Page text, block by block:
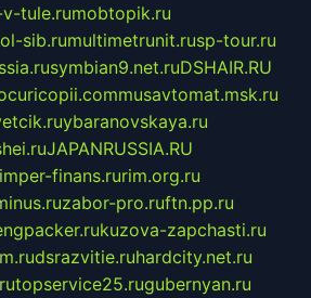
tule.rumobtopik.ru
sib.rumultimetrunit.rusp-tour.ru
symbian9.net.ruDSHAIR.RU
musavtomat.msk.ru
ybaranovskaya.ru
JAPANRUSSIA.RU
imper-finans.rurim.org.ru
zabor-pro.ruftn.pp.ru
kuzova-zapchasti.ru
dsrazvitie.ruhardcity.net.ru
topservice25.rugubernyan.ru